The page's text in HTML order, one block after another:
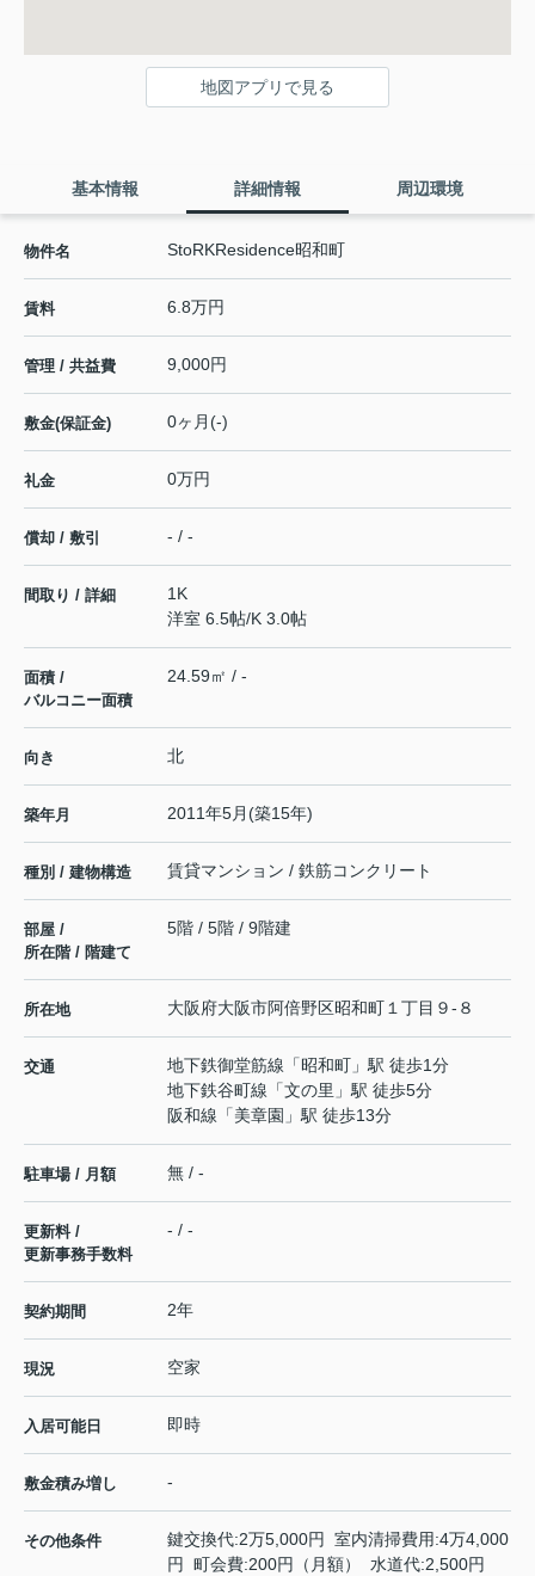
地図アプリで見る
基本情報 詳細情報 周辺環境
物件名 StoRKResidence昭和町
賃料 6.8万円
管理 / 共益費 9,000円
敷金(保証金) 0ヶ月(-)
礼金 0万円
償却 / 敷引 - / -
間取り / 詳細
1K
洋室 6.5帖/K 3.0帖
面積 /
バルコニー面積
24.59㎡ / -
向き 北
築年月 2011年5月(築15年)
種別 / 建物構造 賃貸マンション / 鉄筋コンクリート
部屋 /
所在階 / 階建て
5階 / 5階 / 9階建
所在地 大阪府大阪市阿倍野区昭和町 １丁目９-８
交通 地下鉄御堂筋線 「昭和町 」駅 徒歩1分
地下鉄谷町線 「文の里 」駅 徒歩5分
阪和線 「美章園 」駅 徒歩13分
駐車場 / 月額 無 / -
更新料 /
更新事務手数料
- / -
契約期間 2年
現況 空家
入居可能日 即時
敷金積み増し -
その他条件
鍵交換代:2万5,000円 室内清掃費用:4万4,000
円 町会費:200円（月額） 水道代:2,500円